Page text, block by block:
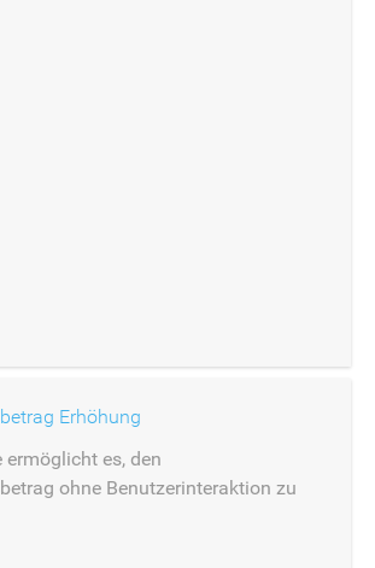
Erhöhung
ermöglicht es, den
ohne Benutzerinteraktion zu